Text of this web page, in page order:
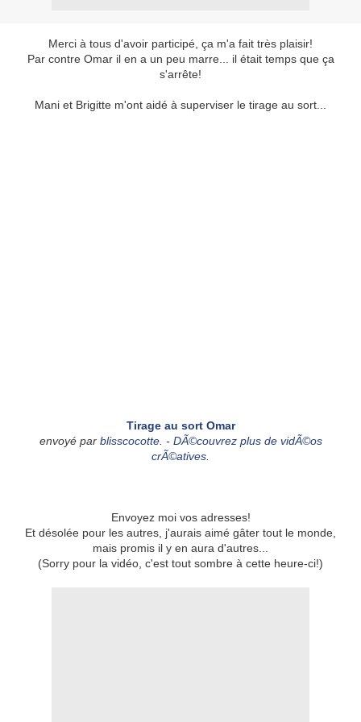
Merci à tous d'avoir participé, ça m'a fait très plaisir!
Par contre Omar il en a un peu marre... il était temps que ça
s'arrête!
Mani et Brigitte m'ont aidé à superviser le tirage au sort...
Tirage au sort Omar
envoyé par blisscocotte. - DÃ©couvrez plus de vidÃ©os
crÃ©atives.
Envoyez moi vos adresses!
Et désolée pour les autres, j'aurais aimé gâter tout le monde,
mais promis il y en aura d'autres...
(Sorry pour la vidéo, c'est tout sombre à cette heure-ci!)